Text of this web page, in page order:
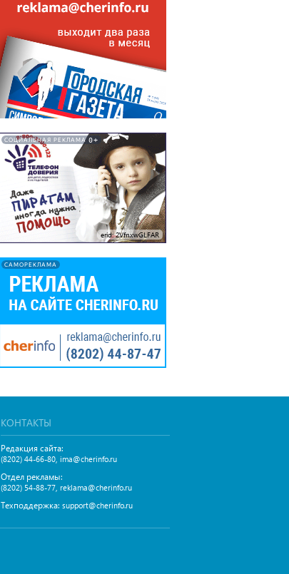
СОЦИАЛЬНАЯ РЕКЛАМА 0+
erid: 2VfnxwGLFAR
САМОРЕКЛАМА
КОНТАКТЫ
Редакция сайта:
(8202) 44-66-80, ima@cherinfo.ru
Отдел рекламы:
(8202) 54-88-77, reklama@cherinfo.ru
Техподдержка: support@cherinfo.ru